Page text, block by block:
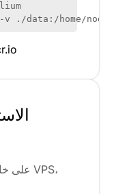
-v ./data:/home/